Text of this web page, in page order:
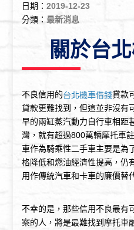
日期：2019-12-23
分類：最新消息
關於台
不良信用的台北機車借錢貸款
貸款更難找到，但這並非沒有
早的兩缸蒸汽動力自行車相距
灣，就有超過800萬輛摩托車
車作為騎乘性二手車主要是為
格降低和燃油經濟性提高，仍
用作傳統汽車和卡車的廉價替
不幸的是，那些信用不良最有
案的人，將是最難找到摩托車